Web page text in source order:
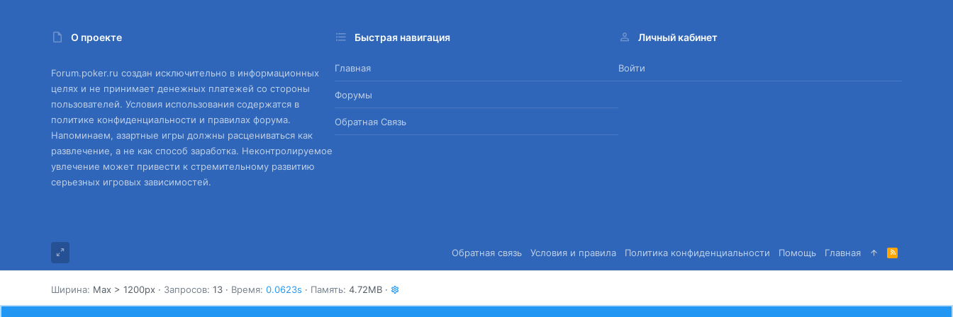
О проекте
Forum.poker.ru создан исключительно в информационных
целях и не принимает денежных платежей со стороны
пользователей. Условия использования содержатся в
политике конфиденциальности и правилах форума.
Напоминаем, азартные игры должны расцениваться как
развлечение, а не как способ заработка. Неконтролируемое
увлечение может привести к стремительному развитию
серьезных игровых зависимостей.
Быстрая навигация
Главная
Форумы
Обратная Связь
Личный кабинет
Войти
Обратная связь Условия и правила Политика конфиденциальности Помощь Главная
R
S
S
Ширина Запросов 13 Время 0.0623s Память 4.72MB